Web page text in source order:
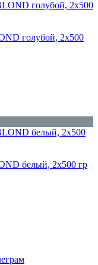
голубой, 2x500
белый, 2x500 гр